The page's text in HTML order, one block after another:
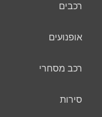
רכבים
אופנועים
רכב מסחרי
סירות